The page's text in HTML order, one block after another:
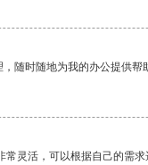
随时随地为我的办公提供
灵活，可以根据自己的需